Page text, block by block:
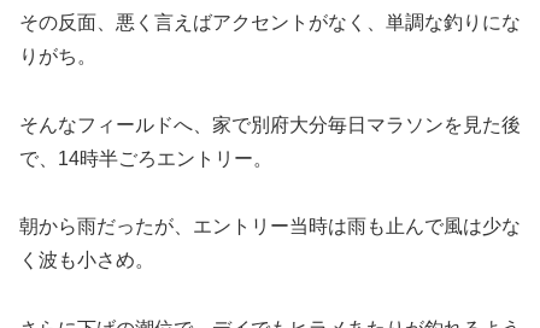
その反面、悪く言えばアクセントがなく、単調な釣りにな
りがち。
そんなフィールドへ、家で別府大分毎日マラソンを見た後
で、14時半ごろエントリー。
朝から雨だったが、エントリー当時は雨も止んで風は少な
く波も小さめ。